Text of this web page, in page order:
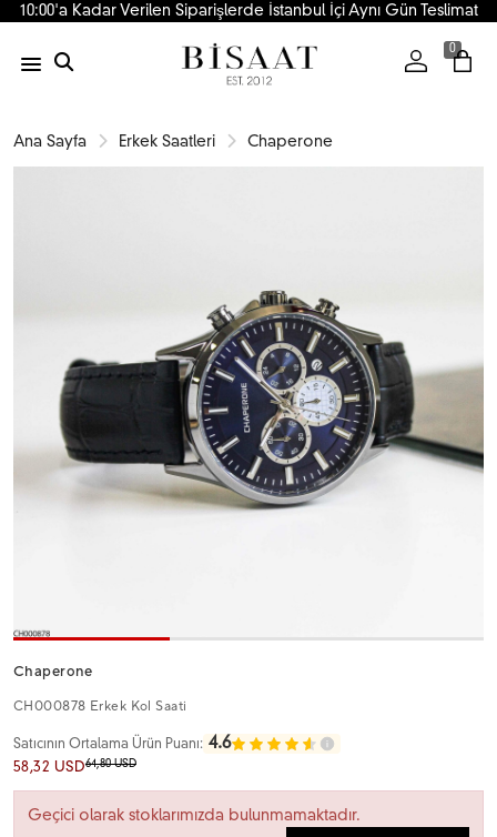
10:00'a Kadar Verilen Siparişlerde İstanbul İçi Aynı Gün Teslimat
0
Ana Sayfa Erkek Saatleri Chaperone
Chaperone
CH000878 Erkek Kol Saati
Satıcının Ortalama Ürün Puanı: 4.6
58,32 USD64,80 USD
Geçici olarak stoklarımızda bulunmamaktadır.